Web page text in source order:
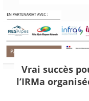
Vrai succès
l’IRMa